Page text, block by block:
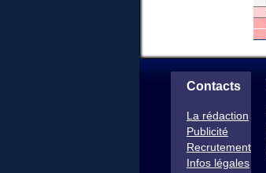
Contacts
La rédaction
Publicité
Recrutement
Infos légales